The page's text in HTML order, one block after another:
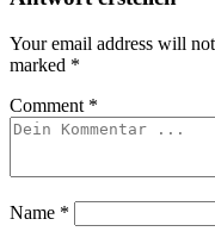
Your email address will
marked *
Comment *
Name *